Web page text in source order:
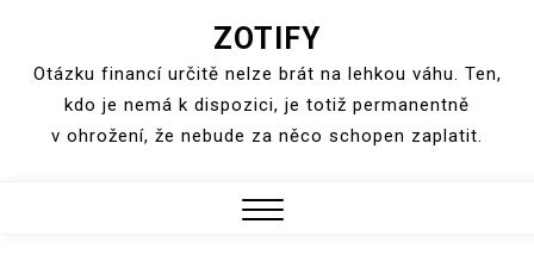
content
ZOTIFY
Otázku financí určitě nelze brát na lehkou váhu. Ten,
kdo je nemá k dispozici, je totiž permanentně
v ohrožení, že nebude za něco schopen zaplatit.